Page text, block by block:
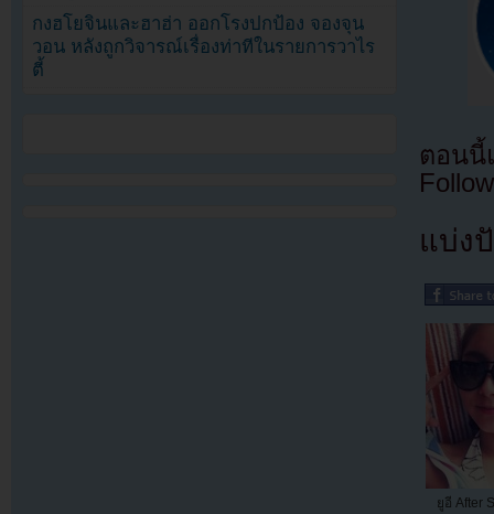
ตอนนี้
แบ่ง
ยูอี After
กงฮโยจินและฮาฮ่า ออกโรงปกป้อง จองจุน
วอน หลังถูกวิจารณ์เรื่องท่าทีในรายการวาไร
ตี้